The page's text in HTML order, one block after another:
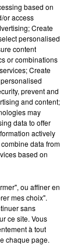
salles de
réagi
De son
« aucun
35, qui
1989, reste
autres villes
plus
de suspendre
based on
or access
Create
personalised
content
or combinations
Create
prevent and
and content;
may
data to offer
actively
data from
based on
ou affiner en
mes choix".
sans
ce site. Vous
à tout
chaque page.